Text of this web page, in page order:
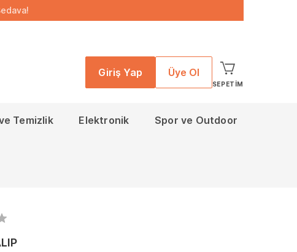
Giriş Yap Üye Ol
SEPETIM
Temizlik Elektronik Spor ve Outdoor